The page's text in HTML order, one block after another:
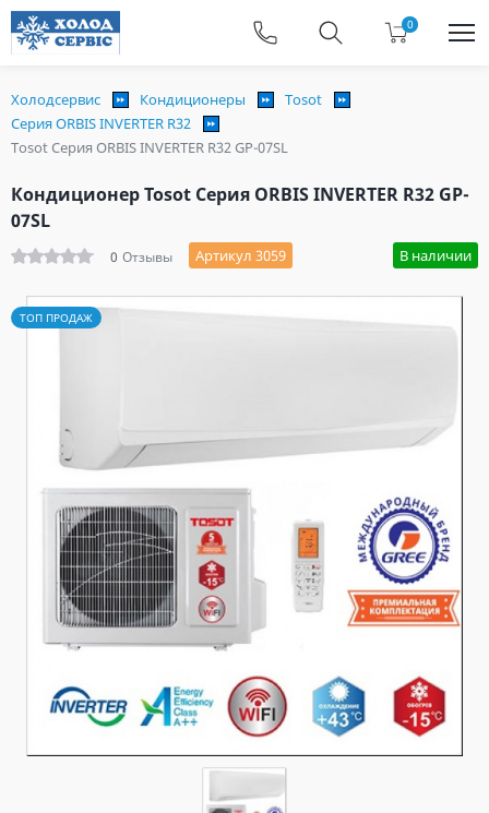
0
Холодсервис Кондиционеры
Tosot
Серия ORBIS INVERTER R32
Tosot Серия ORBIS INVERTER R32 GP-07SL
Кондиционер Tosot Серия ORBIS INVERTER R32 GP-
07SL
0 Отзывы Артикул 3059 В наличии
ТОП ПРОДАЖ